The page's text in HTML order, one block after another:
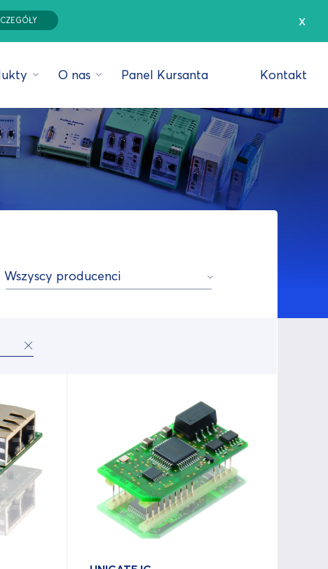
x
O nas Panel Kursanta Kontakt
Wszyscy producenci